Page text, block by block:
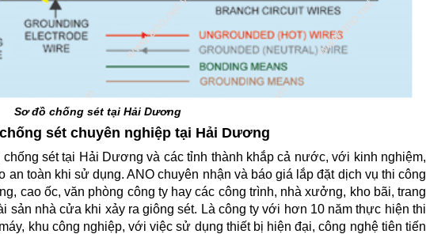
Sơ đồ chống sét tại Hải Dương
sét chuyên nghiệp tại Hải Dương
sét tại Hải Dương và các tỉnh thành khắp cả nước, với kinh nghiệm,
an toàn khi sử dụng. ANO chuyên nhận và báo giá lắp đặt dịch vụ thi công
cao ốc, văn phòng công ty hay các công trình, nhà xưởng, kho bãi, trang
sản nhà cửa khi xảy ra giông sét. Là công ty với hơn 10 năm thực hiện thi
khu công nghiệp, với việc sử dụng thiết bị hiện đại, công nghệ tiên tiến